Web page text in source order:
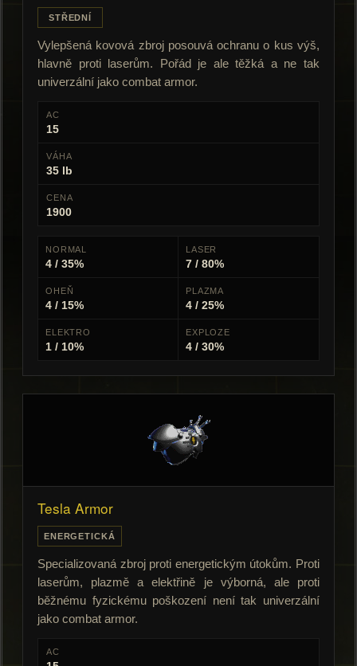
STŘEDNÍ
Vylepšená kovová zbroj posouvá ochranu o kus výš,
hlavně proti laserům. Pořád je ale těžká a ne tak
univerzální jako combat armor.
AC
15
VÁHA
35 lb
CENA
1900
NORMAL
4 / 35%
LASER
7 / 80%
OHEŇ
4 / 15%
PLAZMA
4 / 25%
ELEKTRO
1 / 10%
EXPLOZE
4 / 30%
Tesla Armor
ENERGETICKÁ
Specializovaná zbroj proti energetickým útokům. Proti
laserům, plazmě a elektřině je výborná, ale proti
běžnému fyzickému poškození není tak univerzální
jako combat armor.
AC